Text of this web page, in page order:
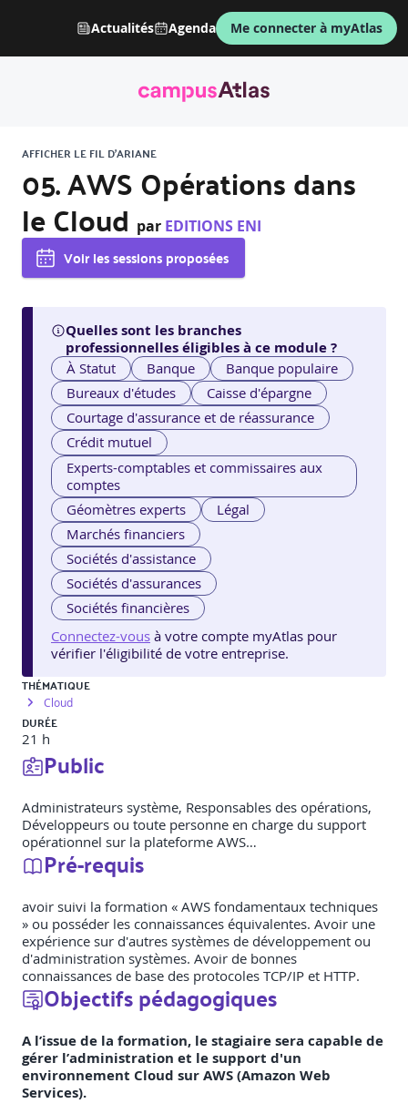
Actualités Agenda Me connecter à myAtlas
AFFICHER LE FIL D'ARIANE
05. AWS Opérations dans
le Cloud par EDITIONS ENI
Voir les sessions proposées
Quelles sont les branches
professionnelles éligibles à ce module ?
À Statut Banque
Banque populaire
Bureaux d'études
Caisse d'épargne
Courtage d'assurance et de réassurance
Crédit mutuel
Experts-comptables et commissaires aux
comptes
Géomètres experts
Légal
Marchés financiers
Sociétés d'assistance
Sociétés d'assurances
Sociétés financières
Connectez-vous à votre compte myAtlas pour
vérifier l'éligibilité de votre entreprise.
THÉMATIQUE
Cloud
DURÉE
21 h
Public
Administrateurs système, Responsables des opérations,
Développeurs ou toute personne en charge du support
opérationnel sur la plateforme AWS…
Pré-requis
avoir suivi la formation « AWS fondamentaux techniques
» ou posséder les connaissances équivalentes. Avoir une
expérience sur d'autres systèmes de développement ou
d'administration systèmes. Avoir de bonnes
connaissances de base des protocoles TCP/IP et HTTP.
Objectifs pédagogiques
A l’issue de la formation, le stagiaire sera capable de
gérer l’administration et le support d'un
environnement Cloud sur AWS (Amazon Web
Services).